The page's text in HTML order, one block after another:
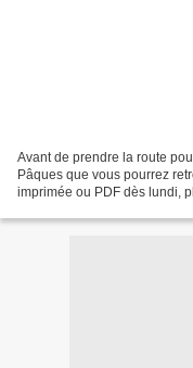
Avant de prendre la route
Pâques que vous pourrez
imprimée ou PDF dès lundi,